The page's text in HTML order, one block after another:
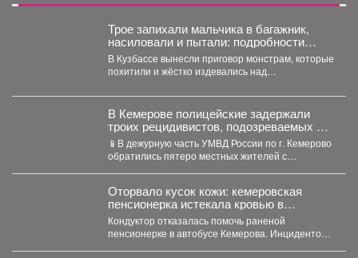
Трое запихали мальчика в багажник,
насиловали и пытали: подробности
жуткой истории из Кузбасса
В Кузбассе вынесли приговор монстрам, которые
похитили и жёстко издевались над
В Кемерове полицейские задержали
троих рецидивистов, подозреваемых в
совершении серии краж
📱В дежурную часть УМВД России по г. Кемерово
обратились пятеро местных жителей с
Оторвало кусок кожи: кемеровская
пенсионерка истекала кровью в
автобусе
Кондуктор отказалась помочь раненой
пенсионерке в автобусе Кемерова. Инцидентом